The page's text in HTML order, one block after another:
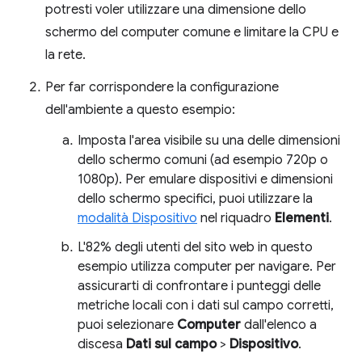
potresti voler utilizzare una dimensione dello
schermo del computer comune e limitare la CPU e
la rete.
Per far corrispondere la configurazione
dell'ambiente a questo esempio:
Imposta l'area visibile su una delle dimensioni
dello schermo comuni (ad esempio 720p o
1080p). Per emulare dispositivi e dimensioni
dello schermo specifici, puoi utilizzare la
modalità Dispositivo nel riquadro Elementi.
L'82% degli utenti del sito web in questo
esempio utilizza computer per navigare. Per
assicurarti di confrontare i punteggi delle
metriche locali con i dati sul campo corretti,
puoi selezionare Computer dall'elenco a
discesa Dati sul campo> Dispositivo.